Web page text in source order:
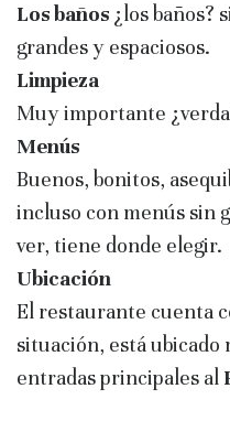
Los baños ¿los baños?
grandes y espaciosos.
Limpieza
Muy importante
Menús
Buenos, bonitos,
incluso con menús sin
ver, tiene donde elegir.
Ubicación
El restaurante cuenta
situación, está ubicado
entradas principales al